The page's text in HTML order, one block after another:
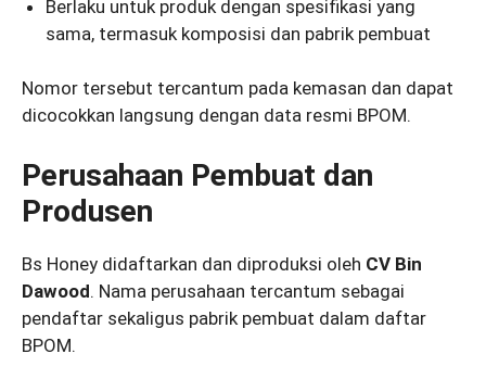
Berlaku untuk produk dengan spesifikasi yang
sama, termasuk komposisi dan pabrik pembuat
Nomor tersebut tercantum pada kemasan dan dapat
dicocokkan langsung dengan data resmi BPOM.
Perusahaan Pembuat dan
Produsen
Bs Honey didaftarkan dan diproduksi oleh CV Bin
Dawood. Nama perusahaan tercantum sebagai
pendaftar sekaligus pabrik pembuat dalam daftar
BPOM.